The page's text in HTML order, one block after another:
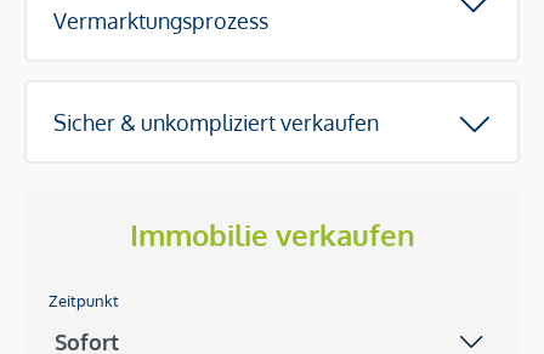
Vermarktungsprozess
Sicher & unkompliziert verkaufen
Immobilie verkaufen
Zeitpunkt